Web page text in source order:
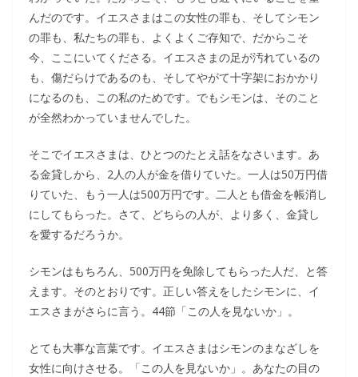
んだのです。イエスさまはこの女性の罪も、そしてシモン
の罪も、私たちの罪も、よくよくご存知で、だからこそ
今、ここにいてくださる。イエスさまの足が汚れているの
も、傷だらけであるのも、そしてやがて十字架におかかり
になるのも、この私のためです。でもシモンは、そのこと
が全然わかっていませんでした。
そこでイエスさまは、ひとつのたとえ話をなさいます。あ
る金貸しから、2人の人が金を借りていた。一人は50万円借
りていた、もう一人は500万円です。二人とも借金を帳消し
にしてもらった。さて、どちらの人が、より多く、金貸し
を愛するだろうか。
シモンはもちろん、500万円を免除してもらった人だ、と答
えます。そのとおりです。正しい答えをしたシモンに、イ
エスさまがさらに言う。44節「この人を見ないか」。
とても大事な言葉です。イエスさまはシモンのまなざしを
女性に向けさせる。「この人を見ないか」。あなたの目の